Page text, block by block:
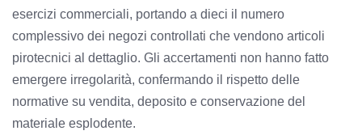
esercizi commerciali, portando a dieci il numero
complessivo dei negozi controllati che vendono articoli
pirotecnici al dettaglio. Gli accertamenti non hanno fatto
emergere irregolarità, confermando il rispetto delle
normative su vendita, deposito e conservazione del
materiale esplodente.